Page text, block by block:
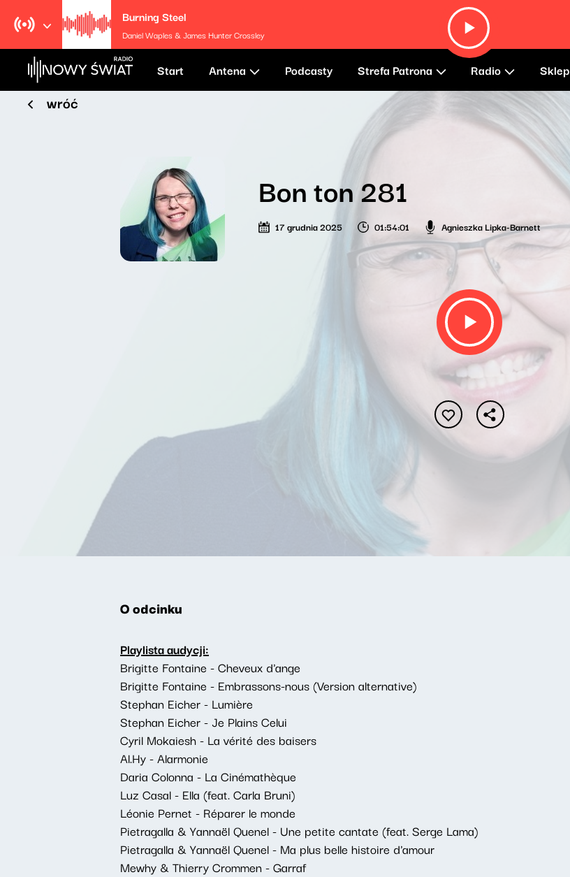
Burning Steel
Daniel Waples & James Hunter Crossley
Start Antena Podcasty Strefa Patrona Radio Sklep
wróć
Bon ton 281
17 grudnia 2025 01:54:01 Agnieszka Lipka-Barnett
O odcinku
Playlista audycji:
Brigitte Fontaine - Cheveux d'ange
Brigitte Fontaine - Embrassons-nous (Version alternative)
Stephan Eicher - Lumière
Stephan Eicher - Je Plains Celui
Cyril Mokaiesh - La vérité des baisers
Al.Hy - Alarmonie
Daria Colonna - La Cinémathèque
Luz Casal - Ella (feat. Carla Bruni)
Léonie Pernet - Réparer le monde
Pietragalla & Yannaël Quenel - Une petite cantate (feat. Serge Lama)
Pietragalla & Yannaël Quenel - Ma plus belle histoire d'amour
Mewhy & Thierry Crommen - Garraf